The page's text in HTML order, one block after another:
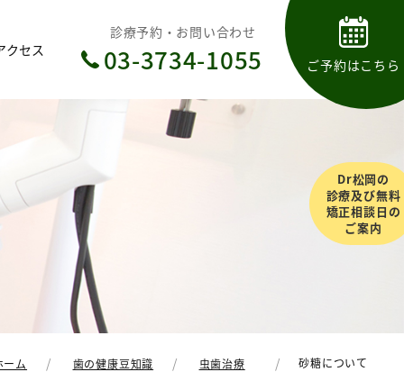
クセス
診療予約・お問い合わせ
03-3734-1055 ご予約はこちら
ーム 歯の健康豆知識 虫歯治療 砂糖について
Dr松岡の
診療及び無料
矯正相談日の
ご案内